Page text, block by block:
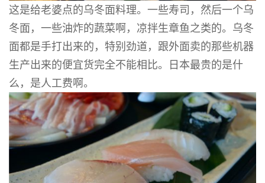
这是给老婆点的乌冬面料理。一些寿司，然后一个乌
冬面，一些油炸的蔬菜啊，凉拌生章鱼之类的。乌冬
面都是手打出来的，特别劲道，跟外面卖的那些机器
生产出来的便宜货完全不能相比。日本最贵的是什
么，是人工费啊。